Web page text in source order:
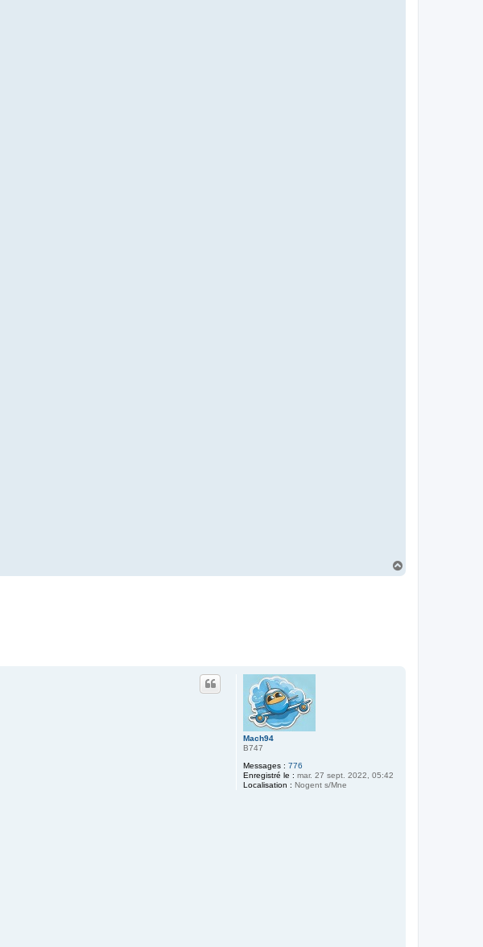
Mach94
B747
Messages : 776
Enregistré le : mar. 27 sept. 2022, 05:42
Localisation : Nogent s/Mne